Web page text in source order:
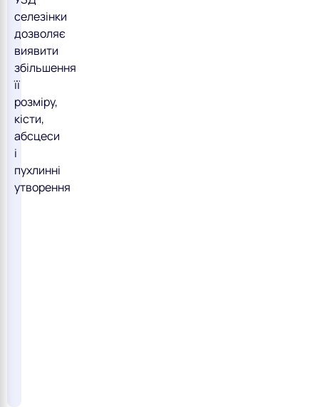
селезінки
дозволяє
виявити
збільшення
її
розміру,
кісти,
абсцеси
і
пухлинні
утворення